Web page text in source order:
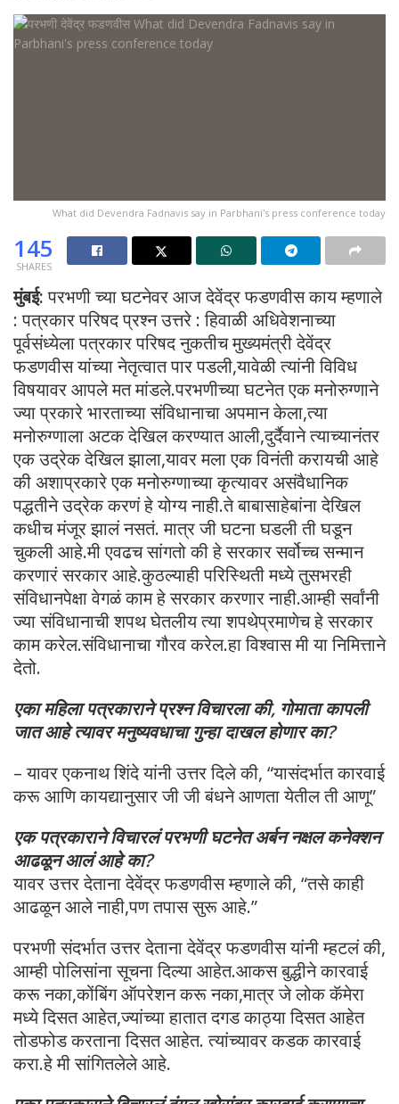
What did Devendra Fadnavis say in Parbhani's press conference today
145
SHARES
मुंबई:परभणी च्या घटनेवर आज देवेंद्र फडणवीस काय म्हणाले
: पत्रकार परिषद प्रश्न उत्तरे : हिवाळी अधिवेशनाच्या
पूर्वसंध्येला पत्रकार परिषद नुकतीच मुख्यमंत्री देवेंद्र
फडणवीस यांच्या नेतृत्वात पार पडली,यावेळी त्यांनी विविध
विषयावर आपले मत मांडले.परभणीच्या घटनेत एक मनोरुग्णाने
ज्या प्रकारे भारताच्या संविधानाचा अपमान केला,त्या
मनोरुग्णाला अटक देखिल करण्यात आली,दुर्दैवाने त्याच्यानंतर
एक उद्रेक देखिल झाला,यावर मला एक विनंती करायची आहे
की अशाप्रकारे एक मनोरुग्णाच्या कृत्यावर असंवैधानिक
पद्धतीने उद्रेक करणं हे योग्य नाही.ते बाबासाहेबांना देखिल
कधीच मंजूर झालं नसतं. मात्र जी घटना घडली ती घडून
चुकली आहे.मी एवढच सांगतो की हे सरकार सर्वोच्च सन्मान
करणारं सरकार आहे.कुठल्याही परिस्थिती मध्ये तुसभरही
संविधानपेक्षा वेगळं काम हे सरकार करणार नाही.आम्ही सर्वांनी
ज्या संविधानाची शपथ घेतलीय त्या शपथेप्रमाणेच हे सरकार
काम करेल.संविधानाचा गौरव करेल.हा विश्वास मी या निमित्ताने
देतो.
एका महिला पत्रकाराने प्रश्न विचारला की, गोमाता कापली
जात आहे त्यावर मनुष्यवधाचा गुन्हा दाखल होणार का?
– यावर एकनाथ शिंदे यांनी उत्तर दिले की, “यासंदर्भात कारवाई
करू आणि कायद्यानुसार जी जी बंधने आणता येतील ती आणू”
एक पत्रकाराने विचारलं परभणी घटनेत अर्बन नक्षल कनेक्शन
आढळून आलं आहे का?
यावर उत्तर देताना देवेंद्र फडणवीस म्हणाले की, “तसे काही
आढळून आले नाही,पण तपास सुरू आहे.”
परभणी संदर्भात उत्तर देताना देवेंद्र फडणवीस यांनी म्हटलं की,
आम्ही पोलिसांना सूचना दिल्या आहेत.आकस बुद्धीने कारवाई
करू नका,कोंबिंग ऑपरेशन करू नका,मात्र जे लोक कॅमेरा
मध्ये दिसत आहेत,ज्यांच्या हातात दगड काठ्या दिसत आहेत
तोडफोड करताना दिसत आहेत. त्यांच्यावर कडक कारवाई
करा.हे मी सांगितलेले आहे.